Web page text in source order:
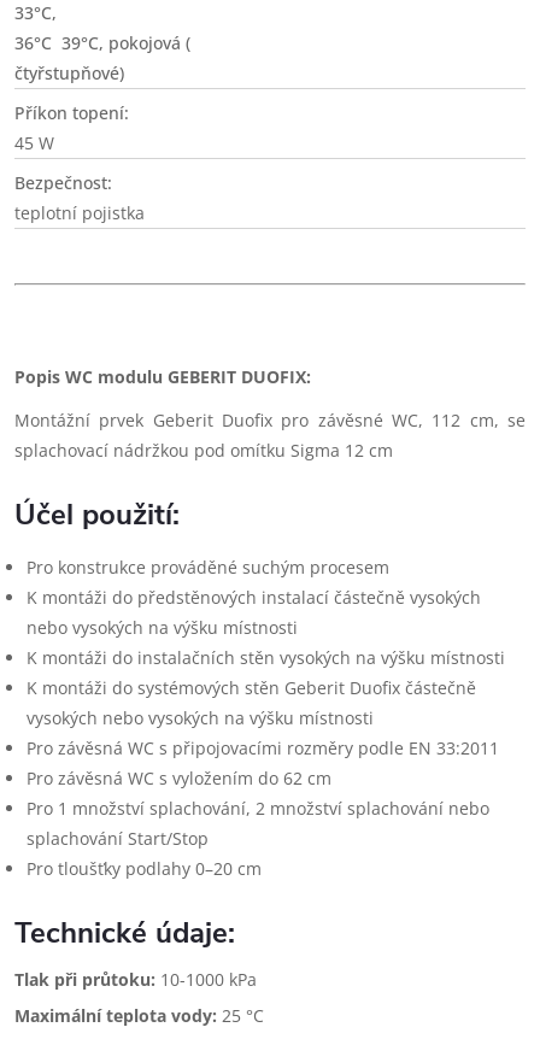
33°C,
36°C 39°C, pokojová (
čtyřstupňové)
Příkon topení:
45 W
Bezpečnost:
teplotní pojistka
Popis WC modulu GEBERIT DUOFIX:
Montážní prvek Geberit Duofix pro závěsné WC, 112 cm, se
splachovací nádržkou pod omítku Sigma 12 cm
Účel použití:
Pro konstrukce prováděné suchým procesem
K montáži do předstěnových instalací částečně vysokých
nebo vysokých na výšku místnosti
K montáži do instalačních stěn vysokých na výšku místnosti
K montáži do systémových stěn Geberit Duofix částečně
vysokých nebo vysokých na výšku místnosti
Pro závěsná WC s připojovacími rozměry podle EN 33:2011
Pro závěsná WC s vyložením do 62 cm
Pro 1 množství splachování, 2 množství splachování nebo
splachování Start/Stop
Pro tloušťky podlahy 0–20 cm
Technické údaje:
Tlak při průtoku: 10-1000 kPa
Maximální teplota vody: 25 °C